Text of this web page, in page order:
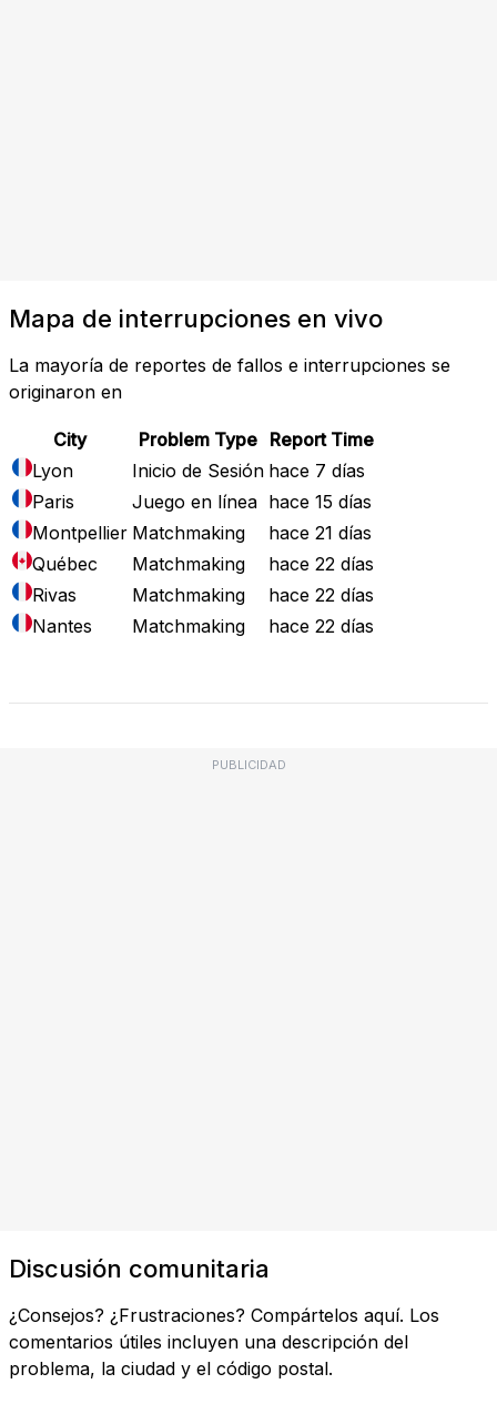
Mapa de interrupciones en vivo
La mayoría de reportes de fallos e interrupciones se
originaron en
City Problem Type Report Time
Lyon
Inicio de Sesión hace 7 días
Paris
Juego en línea hace 15 días
Montpellier Matchmaking
hace 21 días
Québec
Matchmaking
hace 22 días
Rivas
Matchmaking
hace 22 días
Nantes
Matchmaking
hace 22 días
PUBLICIDAD
Discusión comunitaria
¿Consejos? ¿Frustraciones? Compártelos aquí. Los
comentarios útiles incluyen una descripción del
problema, la ciudad y el código postal.